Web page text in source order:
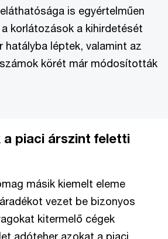
is egyértelműen
korlátozások a kihirdetését
hatályba léptek, valamint az
körét már módosították
a piaci árszint feletti
másik kiemelt eleme
vezet be bizonyos
kitermelő cégek
adóteher azokat a piaci